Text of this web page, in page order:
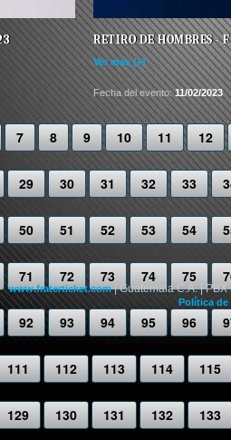
RETIRO DE HOMBRES -
Ver mas (+)
Fecha del evento:11/02/2023
7 8 9 10 11 12
29 30 31 32 33
50 51 52 53 54
71 72 73 74 75
92 93 94 95 96
111 112 113 114 115
129 130 131 132 133
www.fraterticket.com | Guatemala C.A. |
Política de